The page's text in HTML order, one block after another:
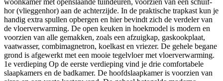
woonkamer met openslaande tuindeuren, voorzien van een schuif-
hor (vlieggenhor) aan de achterzijde. In de praktische trapkast kun je
handig extra spullen opbergen en hier bevindt zich de verdeler van
de vloerverwarming. De open keuken in hoekmodel is modern en
voorzien van alle gemakken, zoals een afzuigkap, gaskookplaat,
vaatwasser, combimagnetron, koelkast en vriezer. De gehele begane
grond is afgewerkt met een mooie tegelvloer met vloerverwarming.
1e verdieping Op de eerste verdieping vind je drie comfortabele
slaapkamers en de badkamer. De hoofdslaapkamer is voorzien van